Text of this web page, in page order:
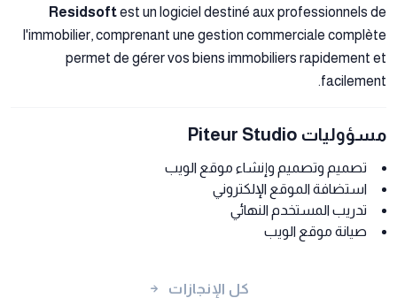
Residsoftest un logiciel destiné aux professionnels de
l'immobilier, comprenant une gestion commerciale complète
permet de gérer vos biens immobiliers rapidement et
facilement.
مسؤوليات Piteur Studio
تصميم وتصميم وإنشاء موقع الويب
استضافة الموقع الإلكتروني
تدريب المستخدم النهائي
صيانة موقع الويب
كل الإنجازات